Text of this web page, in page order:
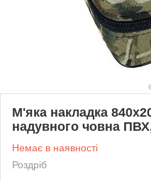
М'яка накладка
надувного човна
Немає в наявності
Роздріб